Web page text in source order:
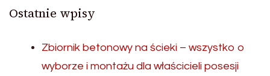
Ostatnie wpisy
Zbiornik betonowy na ścieki – wszystko o
wyborze i montażu dla właścicieli posesji